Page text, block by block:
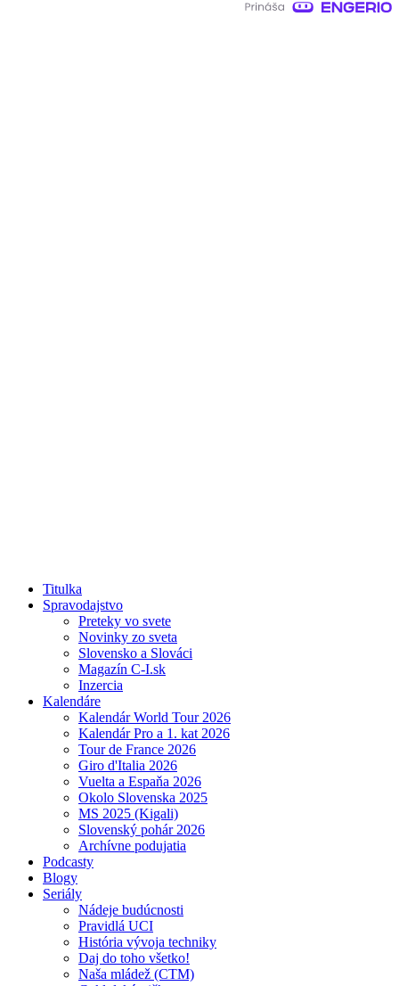
Titulka
Spravodajstvo
Preteky vo svete
Novinky zo sveta
Slovensko a Slováci
Magazín C-I.sk
Inzercia
Kalendáre
Kalendár World Tour 2026
Kalendár Pro a 1. kat 2026
Tour de France 2026
Giro d'Italia 2026
Vuelta a Espaňa 2026
Okolo Slovenska 2025
MS 2025 (Kigali)
Slovenský pohár 2026
Archívne podujatia
Podcasty
Blogy
Seriály
Nádeje budúcnosti
Pravidlá UCI
História vývoja techniky
Daj do toho všetko!
Naša mládež (CTM)